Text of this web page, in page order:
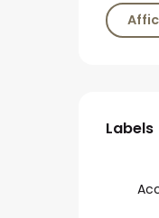
Labels
Labels